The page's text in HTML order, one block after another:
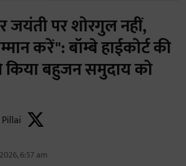
पर शोरगुल नहीं,
करें": बॉम्बे हाईकोर्ट की
किया बहुजन समुदाय को
6:57 am